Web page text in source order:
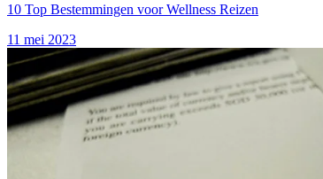
10 Top Bestemmingen voor Wellness Reizen
11 mei 2023